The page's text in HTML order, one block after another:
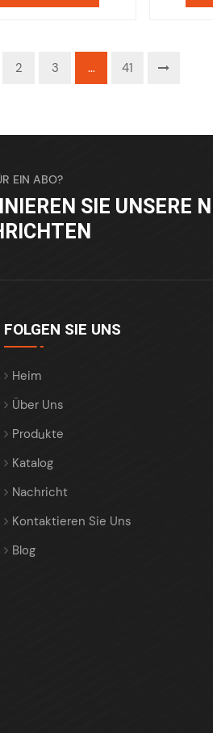
2 3 ... 41
EIN ABO?
SIE UNSERE
FOLGEN SIE UNS
Heim
Über Uns
Produkte
Katalog
Nachricht
Kontaktieren Sie Uns
Blog